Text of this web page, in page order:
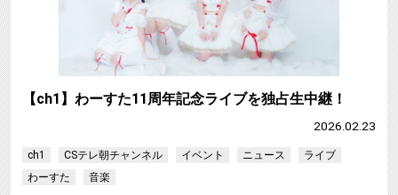
【ch1】わーすた11周年記念ライブを独占生中継！
2026.02.23
ch1 CSテレ朝チャンネル イベント ニュース
ライブ
わーすた
音楽